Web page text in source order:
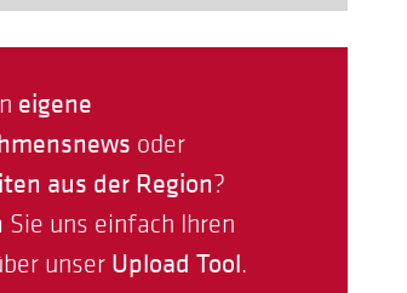
eigene
oder
aus der Region?
Sie uns einfach Ihren
unser Upload Tool.